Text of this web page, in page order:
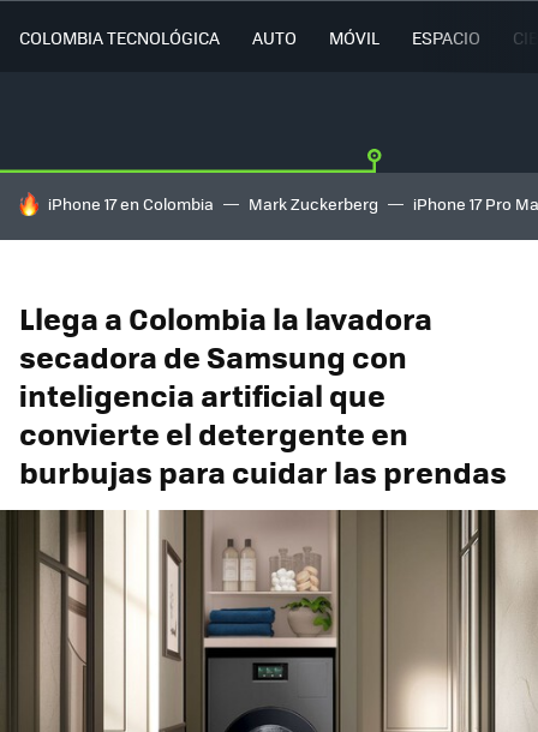
COLOMBIA TECNOLÓGICA AUTO MÓVIL ESPACIO
HOY SE HABLA DE
iPhone 17 en Colombia Mark Zuckerberg iPhone 17 Pro
Llega a Colombia la lavadora
secadora de Samsung con
inteligencia artificial que
convierte el detergente en
burbujas para cuidar las prendas